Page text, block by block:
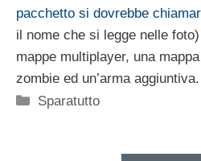
pacchetto si dovrebbe
il nome che si legge nelle
mappe multiplayer, una
zombie ed un’arma aggiuntiva.
Categorie
Sparatutto